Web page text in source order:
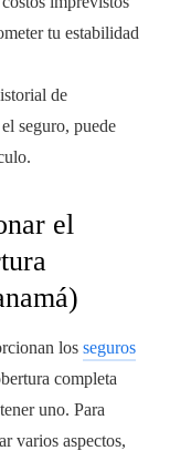
tu estabilidad
de
seguro, puede
el
los seguros
completa
uno. Para
varios aspectos,